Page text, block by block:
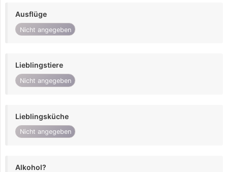
Ausflüge
Nicht angegeben
Lieblingstiere
Nicht angegeben
Lieblingsküche
Nicht angegeben
Alkohol?